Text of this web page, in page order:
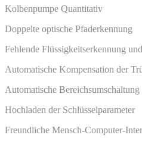
Kolbenpumpe Quantitativ
Doppelte optische Pfaderkennung
Fehlende Flüssigkeitserkennung
Automatische Kompensation der
Automatische Bereichsumschaltung
Hochladen der Schlüsselparameter
Freundliche Mensch-Computer-